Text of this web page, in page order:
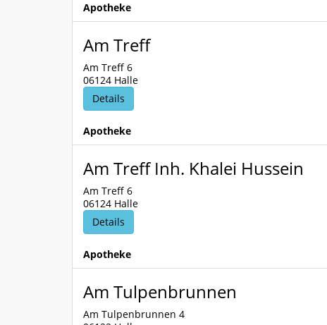
Apotheke
Am Treff
Am Treff 6
06124 Halle
Details
Apotheke
Am Treff Inh. Khalei Hussein
Am Treff 6
06124 Halle
Details
Apotheke
Am Tulpenbrunnen
Am Tulpenbrunnen 4